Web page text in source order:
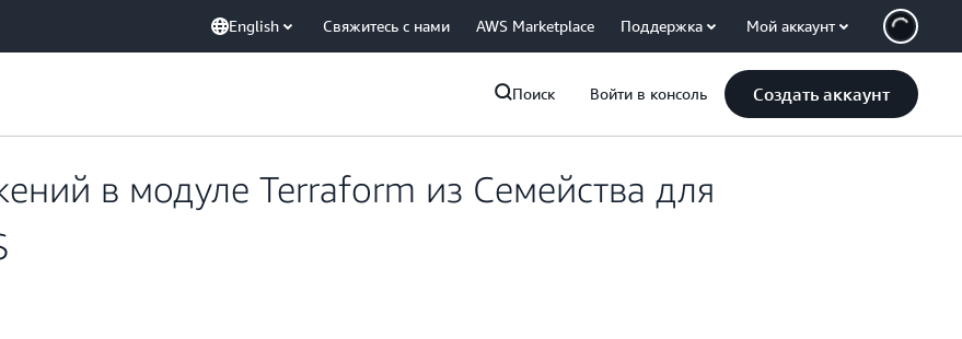
English Свяжитесь с нами AWS Marketplace Поддержка Мой аккаунт
Поиск Войти в консоль Создать аккаунт
в модуле Terraform из Семейства для